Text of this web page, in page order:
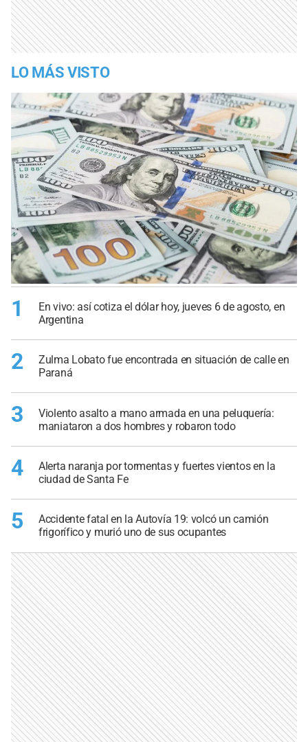
LO MÁS VISTO
1
En vivo: así cotiza el dólar hoy, jueves 6 de agosto, en
Argentina
2
Zulma Lobato fue encontrada en situación de calle en
Paraná
3
Violento asalto a mano armada en una peluquería:
maniataron a dos hombres y robaron todo
4
Alerta naranja por tormentas y fuertes vientos en la
ciudad de Santa Fe
5
Accidente fatal en la Autovía 19: volcó un camión
frigorífico y murió uno de sus ocupantes